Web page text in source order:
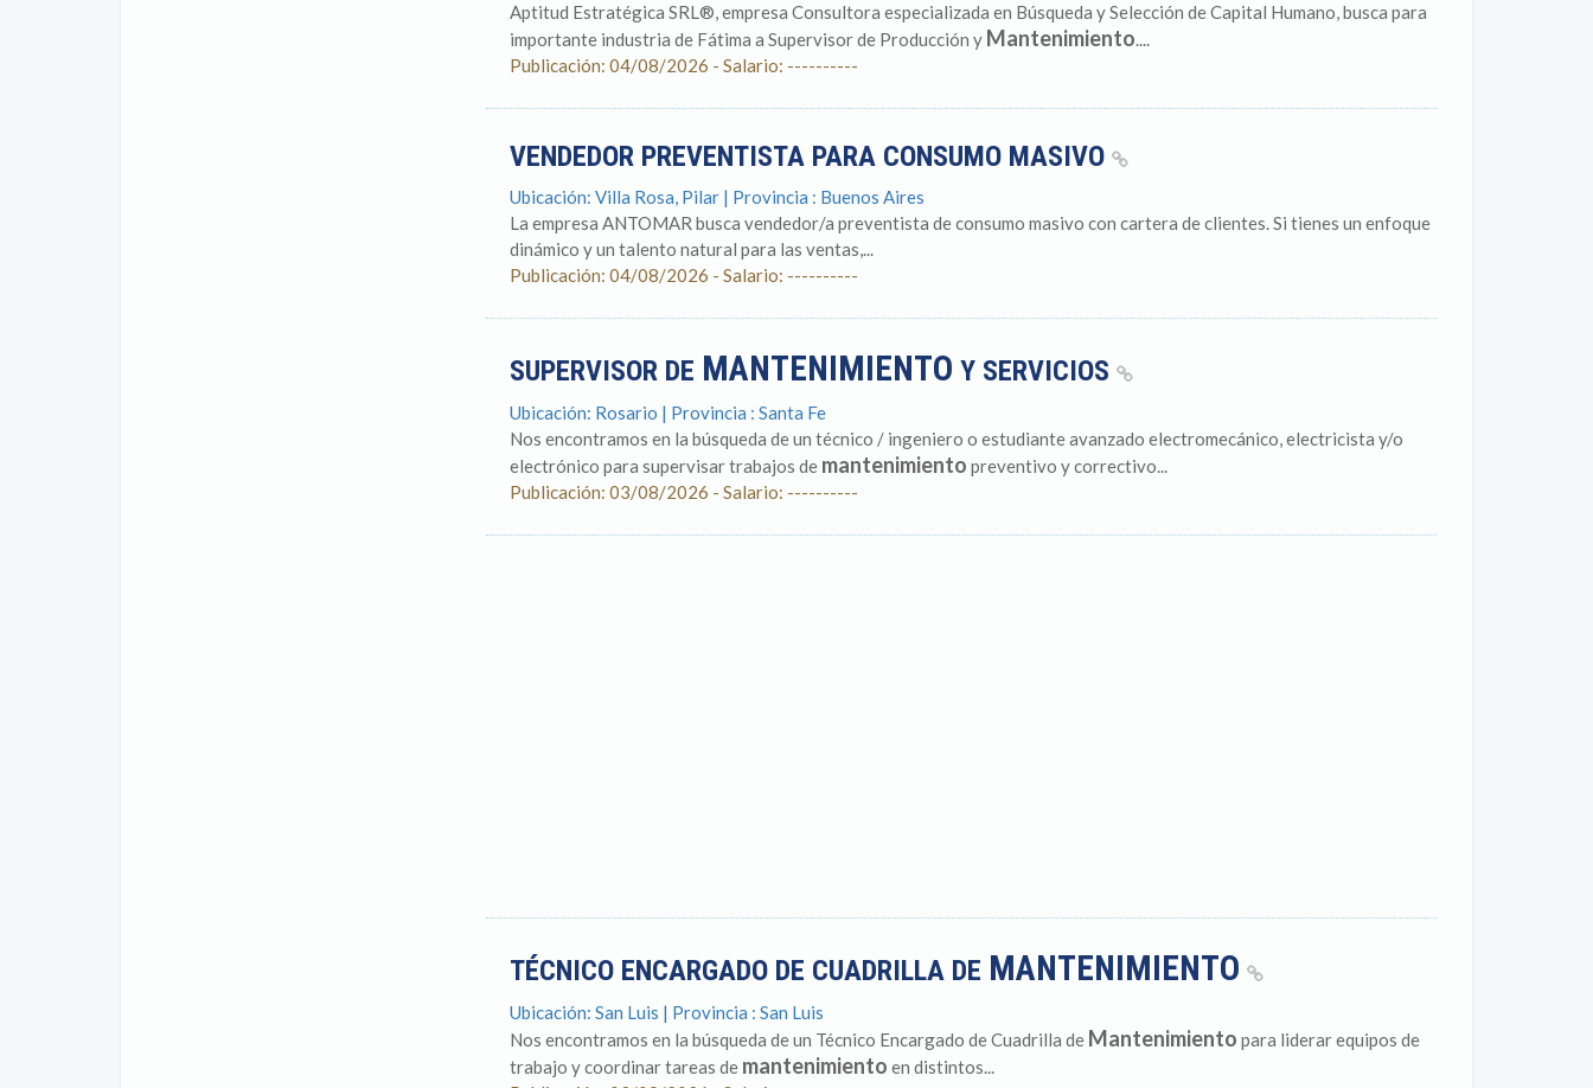
Aptitud Estratégica SRL®, empresa Consultora especializada en Búsqueda y Selección de Capital Humano, busca para
importante industria de Fátima a Supervisor de Producción y Mantenimiento....
Publicación: 04/08/2026 - Salario: ----------
VENDEDOR PREVENTISTA PARA CONSUMO MASIVO
Ubicación: Villa Rosa, Pilar | Provincia : Buenos Aires
La empresa ANTOMAR busca vendedor/a preventista de consumo masivo con cartera de clientes. Si tienes un enfoque
dinámico y un talento natural para las ventas,...
Publicación: 04/08/2026 - Salario: ----------
SUPERVISOR DE MANTENIMIENTO Y SERVICIOS
Ubicación: Rosario | Provincia : Santa Fe
Nos encontramos en la búsqueda de un técnico / ingeniero o estudiante avanzado electromecánico, electricista y/o
electrónico para supervisar trabajos de mantenimiento preventivo y correctivo...
Publicación: 03/08/2026 - Salario: ----------
TÉCNICO ENCARGADO DE CUADRILLA DE MANTENIMIENTO
Ubicación: San Luis | Provincia : San Luis
Nos encontramos en la búsqueda de un Técnico Encargado de Cuadrilla de Mantenimiento para liderar equipos de
trabajo y coordinar tareas de mantenimiento en distintos...